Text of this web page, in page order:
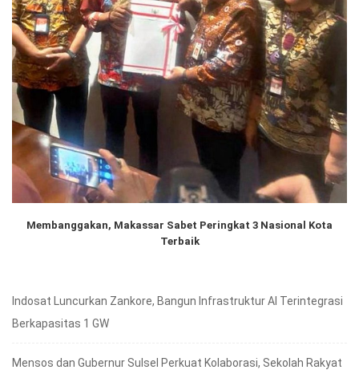
Membanggakan, Makassar Sabet Peringkat 3 Nasional Kota
Terbaik
Indosat Luncurkan Zankore, Bangun Infrastruktur AI Terintegrasi
Berkapasitas 1 GW
Mensos dan Gubernur Sulsel Perkuat Kolaborasi, Sekolah Rakyat